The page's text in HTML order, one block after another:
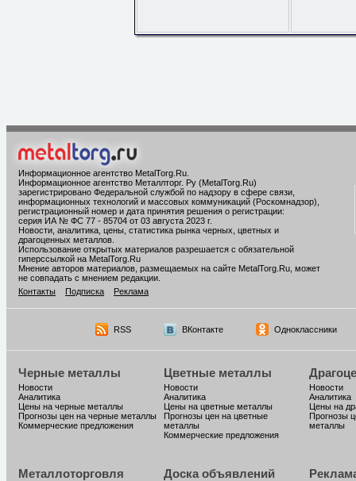
Информационное агентство MetalTorg.Ru
Информационное агентство Металлторг. Ру (MetalTorg.Ru)
зарегистрировано Федеральной службой по надзору в сфере связи,
информационных технологий и массовых коммуникаций (Роскомнадзор),
регистрационный номер и дата принятия решения о регистрации:
серия ИА № ФС 77 - 85704 от 03 августа 2023 г.
Новости, аналитика, цены, статистика рынка черных, цветных и
драгоценных металлов.
Использование открытых материалов разрешается с обязательной
гиперссылкой на MetalTorg.Ru
Мнение авторов материалов, размещаемых на сайте MetalTorg.Ru, может
не совпадать с мнением редакции.
Контакты
Подписка Реклама
RSS ВКонтакте Одноклассники
Черные металлы
Новости
Аналитика
Цены на черные металлы
Прогнозы цен на черные металлы
Коммерческие предложения
Цветные металлы
Новости
Аналитика
Цены на цветные металлы
Прогнозы цен на цветные
металлы
Коммерческие предложения
Новости
Аналитика
Цены на
Прогнозы
металлы
Металлоторговля Доска объявлений